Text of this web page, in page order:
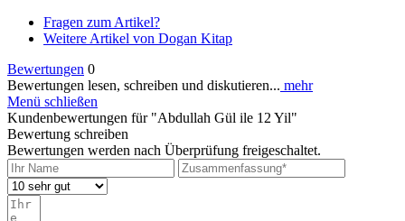
Fragen zum Artikel?
Weitere Artikel von Dogan Kitap
Bewertungen 0
Bewertungen lesen, schreiben und diskutieren... mehr
Menü schließen
Kundenbewertungen für "Abdullah Gül ile 12 Yil"
Bewertung schreiben
Bewertungen werden nach Überprüfung freigeschaltet.